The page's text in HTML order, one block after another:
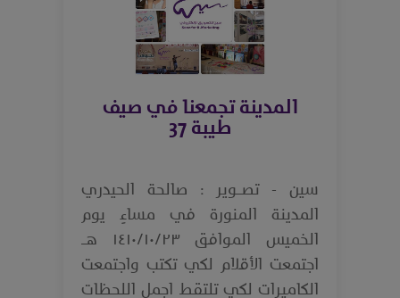
المدينة تجمعنا في صيف
طيبة 37
سين - تصـوير : صالحة الحيدري
المدينة المنورة في مساءِ يوم
الخميس الموافق ١٤١٠/١٠/٢٣ هـ
اجتمعت الأقلام لكي تكتب واجتمعت
الكاميرات لكي تلتقط اجمل اللحظات